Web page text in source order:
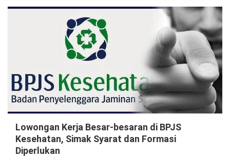
Lowongan Kerja Besar-besaran di BPJS
Kesehatan, Simak Syarat dan Formasi
Diperlukan